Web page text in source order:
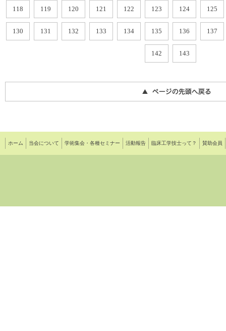
118 119 120 121 122 123 124 125
130 131 132 133 134 135 136 137
142 143
ホーム 当会について 学術集会・各種セミナー 活動報告 臨床工学技士って？ 賛助会員